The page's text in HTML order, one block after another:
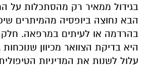
בגידול ממאיר רק מהסתכלות על
הבא נחוצה ביופסיה מהמיתרים
בהרדמה או לעיתים במרפאה.
היא בדיקת הצוואר מכיוון שנוכחות
עלול לשנות את המדיניות